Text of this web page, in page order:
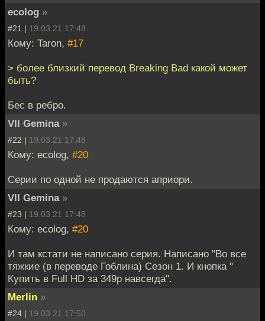
ecolog »
#21 | 19.03.21 17:48
Кому: Taron, #17
> более близкий перевод Breaking Bad какой может
быть?
Бес в ребро.
VII Gemina »
#22 | 19.03.21 17:48
Кому: ecolog, #20
Серии по одной не продаются априори.
VII Gemina »
#23 | 19.03.21 17:48
Кому: ecolog, #20
И там кстати не написано серия. Написано "Во все
тяжкие (в переводе Гоблина) Сезон 1. И кнопка "
Купить в Full HD за 349р навсегда".
Merlin »
#24 | 19.03.21 17:50